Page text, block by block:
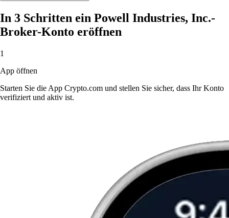
In 3 Schritten ein Powell Industries, Inc.-
Broker-Konto eröffnen
1
App öffnen
Starten Sie die App Crypto.com und stellen Sie sicher, dass Ihr Konto
verifiziert und aktiv ist.